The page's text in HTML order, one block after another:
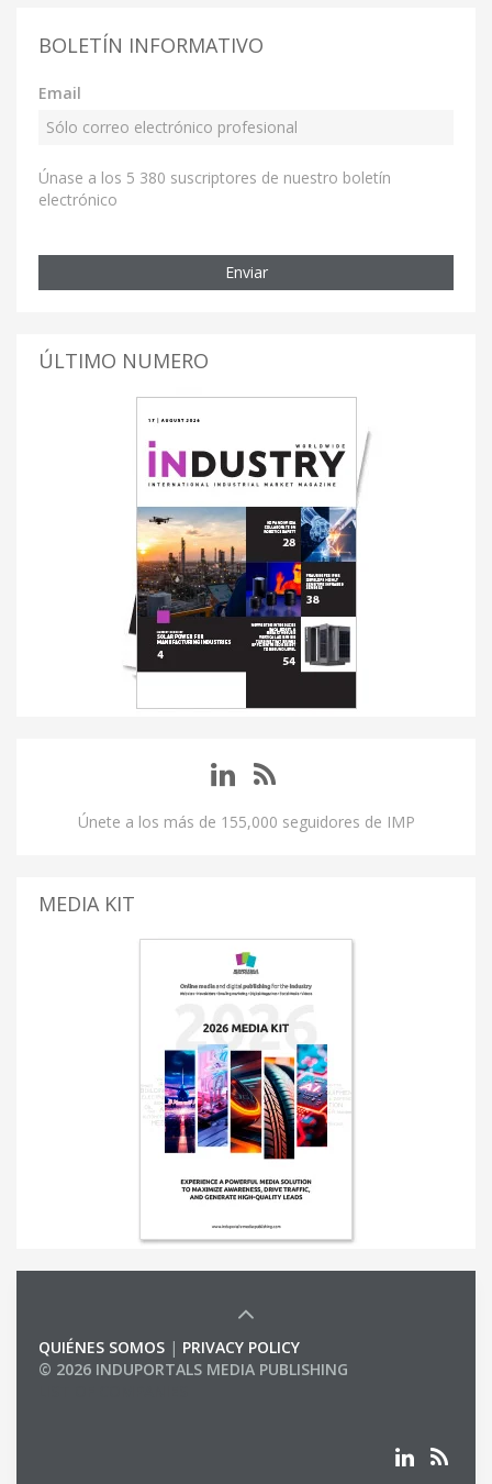
BOLETÍN INFORMATIVO
Email
Únase a los 5 380 suscriptores de nuestro boletín
electrónico
Enviar
ÚLTIMO NUMERO
Únete a los más de 155,000 seguidores de IMP
MEDIA KIT
QUIÉNES SOMOS | PRIVACY POLICY
© 2026 INDUPORTALS MEDIA PUBLISHING